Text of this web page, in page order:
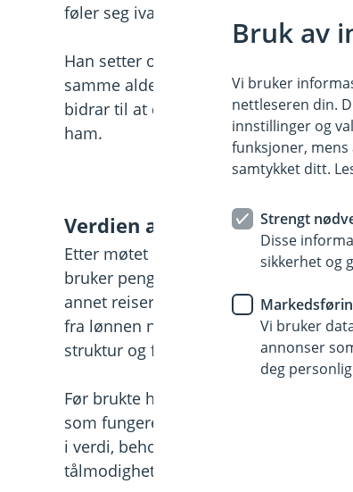
føler seg ivaretatt.
Han setter også pris på måten
samme alder og Kristian opplever at
bidrar til at det er lavere terskel for å
ham.
Verdien av gode sparevaner
Etter møtet med rådgiver i banken
bruker penger på. Han unner seg
annet reiser, men prioriterer alltid
fra lønnen når han får denne inn på
struktur og frihet.
Før brukte han mye penger på ting
som fungerer. Selv når han sjekker
i verdi, beholder han roen og minner
tålmodighet – pengene skal ikke
Bruk av
Vi bruker
nettleseren din.
innstillinger og
funksjoner,
samtykket ditt.
Strengt
Disse
sikkerhet og
Vi bruker
annonser
deg